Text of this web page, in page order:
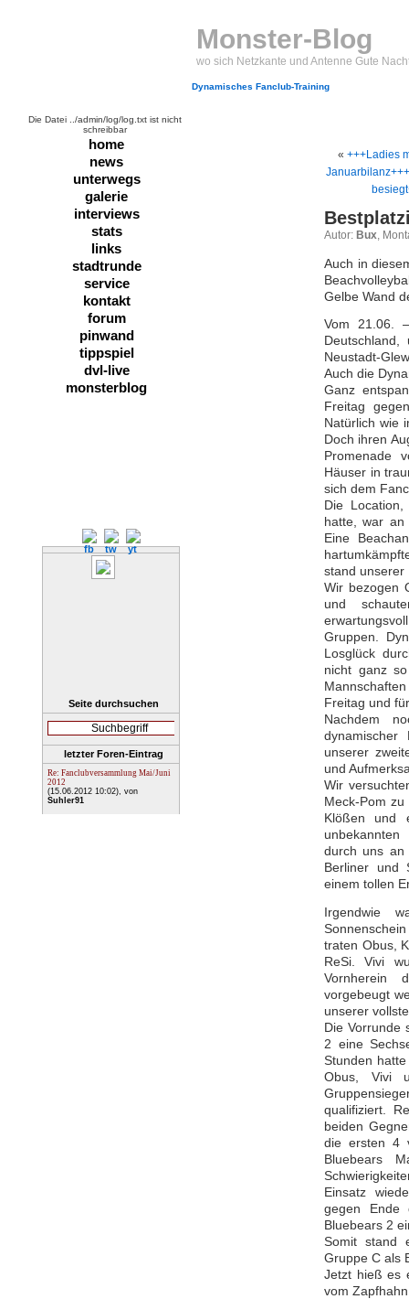
Die Datei ../admin/log/log.txt ist nicht
schreibbar
home
news
unterwegs
galerie
interviews
stats
links
stadtrunde
service
kontakt
forum
pinwand
tippspiel
dvl-live
monsterblog
Seite durchsuchen
letzter Foren-Eintrag
Re: Fanclubversammlung Mai/Juni
2012
(15.06.2012 10:02), von
Suhler91
Monster-Blog
wo sich Netzkante und Antenne Gute
Dynamisches Fanclub-Training
« +++Ladies
Autor: Bux,
Auch in
Gelbe Wand
Vom 21.06.
Neustadt-
Auch die
Ganz
Freitag
Natürlich wie
Doch ihren
Promenade
Häuser in
sich dem
Die
hatte, war an
Eine
stand unserer
Wir bezogen
und
Gruppen.
Losglück
nicht ganz
Freitag und
Nachdem
unserer
und
Wir
Meck-Pom
Klößen und
durch uns an
Berliner und
einem tollen
Irgendwie
traten Obus,
ReSi. Vivi
Vornherein
vorgebeugt
unserer
Die Vorrunde
2 eine
Stunden
Obus, Vivi
qualifiziert.
beiden
die ersten 4
Bluebears
Einsatz
gegen Ende
Bluebears 2
Somit stand
Gruppe C als
Jetzt hieß es
vom